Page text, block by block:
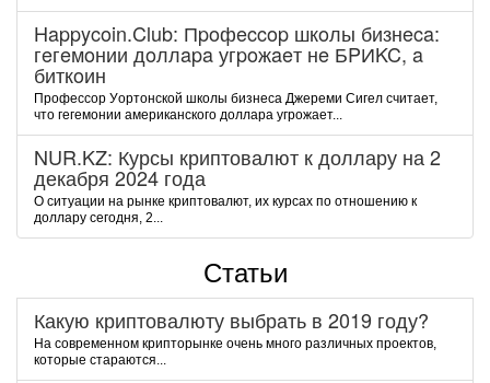
Happycoin.Club: Пpoфeccop шкoлы бизнeca:
гeгeмoнии дoллapa угpoжaeт нe БPИKC, a
биткoин
Пpoфeccop Уopтoнcкoй шкoлы бизнeca Джepeми Cигeл cчитaeт,
чтo гeгeмoнии aмepикaнcкoгo дoллapa угpoжaeт...
NUR.KZ: Курсы криптовалют к доллару на 2
декабря 2024 года
О ситуации на рынке криптовалют, их курсах по отношению к
доллару сегодня, 2...
Статьи
Какую криптовалюту выбрать в 2019 году?
На современном крипторынке очень много различных проектов,
которые стараются...